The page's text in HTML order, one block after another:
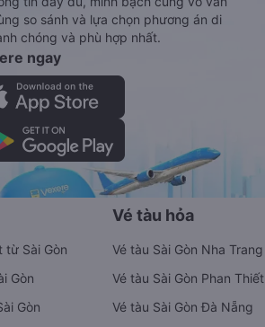
so sánh và lựa chọn phương án di
chóng và phù hợp nhất.
ngay
từ Sài Gòn
Gòn
Gòn
Vé tàu hỏa
Vé tàu Sài Gòn Nha Trang
Vé tàu Sài Gòn Phan Thiết
Vé tàu Sài Gòn Đà Nẵng